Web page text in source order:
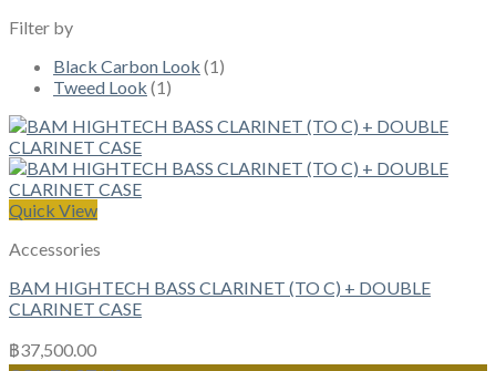
Filter by
Black Carbon Look (1)
Tweed Look (1)
Quick View
Accessories
BAM HIGHTECH BASS CLARINET (TO C) + DOUBLE
CLARINET CASE
฿37,500.00